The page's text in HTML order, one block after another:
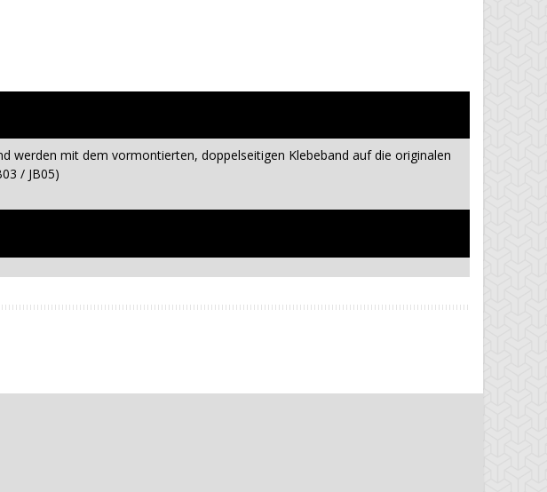
werden mit dem vormontierten, doppelseitigen Klebeband auf die originalen
/ JB05)